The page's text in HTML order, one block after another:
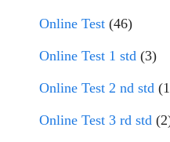
Online Test (46)
Online Test 1 std (3)
Online Test 2 nd std
Online Test 3 rd std